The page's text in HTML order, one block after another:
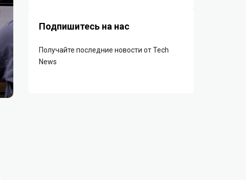
Подпишитесь на нас
Получайте последние новости от Tech
News